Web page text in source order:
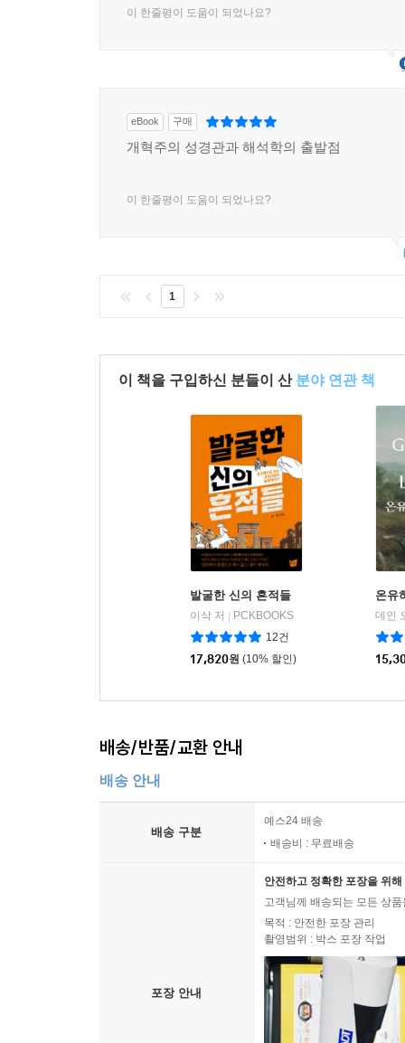
제12장. 웅변가의 목적은 가르치며,즐겁게 하며,
제13장. 듣는 사람은 배울 뿐 아니라 감동을 받아야
제18장. 기독교의 교사는 항상 중대 문제를 논한다
제19장. 기독교의 교사는 기회에 따라 말하는 태도
제20장. 성경에서 따온 여러 가지 실례들 204
제22장. 양식에 변화가 있어야 한다 218
제23장. 어떻게 여러 가지 양식을 섞을 것인가? 219
제25장. 유려체는 어떻게 쓸 것인가? 221
제26장. 어떤 양식을 쓰더라도 변사는 명석과 아
제27장. 가르치는 말과 생활이 일치하는 교사는
제28장. 진실이 표현보다 더 중요하다. 말다툼이란
제29장. 전도자가 자기보다 웅변적인 사람의 글을
제30장. 설교자는 설교를 시작하기 전에 하나님께
제31장. 이 책이 너무 길어진 것을 사과한다 230
이 한줄평이 도움이 되었나요?
eBook 구매
개혁주의 성경관과 해석학의 출발점
이 한줄평이 도움이 되었나요?
1
이 책을 구입하신 분들이 산 분야 연관 책
발굴한 신의 흔적들
이삭 저
PCKBOOKS
12건
17,820원 (10% 할인)
온유
데인
배송/반품/교환 안내
배송 안내
배송 구분
예스24 배송
배송비 : 무료배송
포장 안내
안전하고 정확한 포장을 위
고객님께 배송되는 모든 상
목적 : 안전한 포장 관리
촬영범위 : 박스 포장 작업